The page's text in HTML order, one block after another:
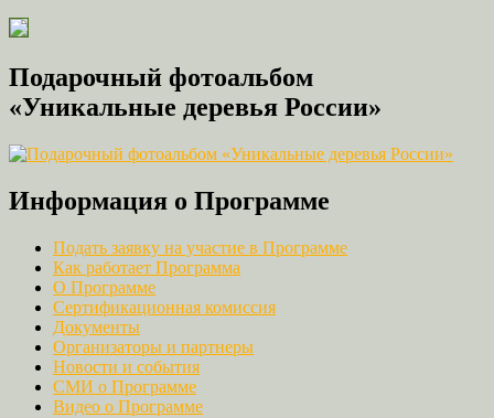
Подарочный фотоальбом
«Уникальные деревья России»
Информация о Программе
Подать заявку на участие в Программе
Как работает Программа
О Программе
Сертификационная комиссия
Документы
Организаторы и партнеры
Новости и события
СМИ о Программе
Видео о Программе